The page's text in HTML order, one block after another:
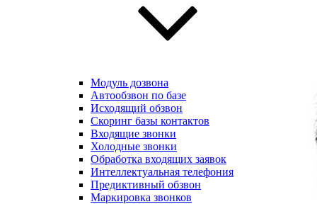
Модуль дозвона
Автообзвон по базе
Исходящий обзвон
Скоринг базы контактов
Входящие звонки
Холодные звонки
Обработка входящих заявок
Интеллектуальная телефония
Предиктивный обзвон
Маркировка звонков